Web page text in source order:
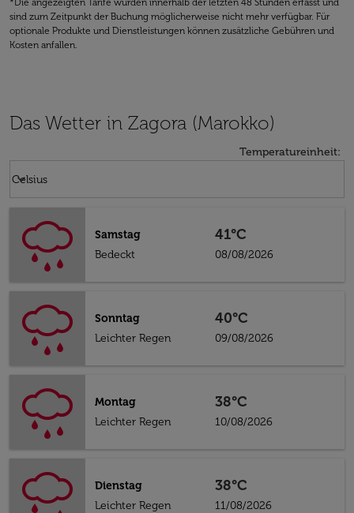
*Die angezeigten Tarife wurden innerhalb der letzten 48 Stunden erfasst und
sind zum Zeitpunkt der Buchung möglicherweise nicht mehr verfügbar. Für
optionale Produkte und Dienstleistungen können zusätzliche Gebühren und
Kosten anfallen.
Das Wetter in Zagora (Marokko)
Temperatureinheit:
Celsius
keyboard_arrow_down
Samstag
Bedeckt
41°C
08/08/2026
Sonntag
Leichter Regen
40°C
09/08/2026
Montag
Leichter Regen
38°C
10/08/2026
Dienstag
Leichter Regen
38°C
11/08/2026